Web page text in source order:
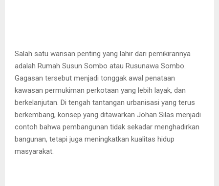
Salah satu warisan penting yang lahir dari pemikirannya
adalah Rumah Susun Sombo atau Rusunawa Sombo.
Gagasan tersebut menjadi tonggak awal penataan
kawasan permukiman perkotaan yang lebih layak, dan
berkelanjutan. Di tengah tantangan urbanisasi yang terus
berkembang, konsep yang ditawarkan Johan Silas menjadi
contoh bahwa pembangunan tidak sekadar menghadirkan
bangunan, tetapi juga meningkatkan kualitas hidup
masyarakat.